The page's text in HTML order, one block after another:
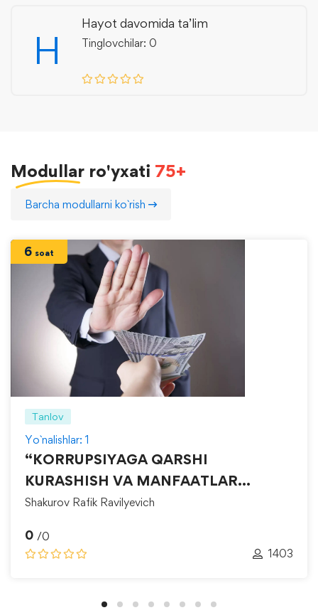
H
Hayot davomida ta’lim
Tinglovchilar: 0
Modullar ro'yxati 75+
Barcha modullarni ko`rish
6 soat
Tanlov
Yo`nalishlar: 1
“KORRUPSIYAGA QARSHI
KURASHISH VA MANFAATLAR
TO‘QNASHUVINI BOSHQARISH”
Shakurov Rafik Ravilyevich
0 /0
1403